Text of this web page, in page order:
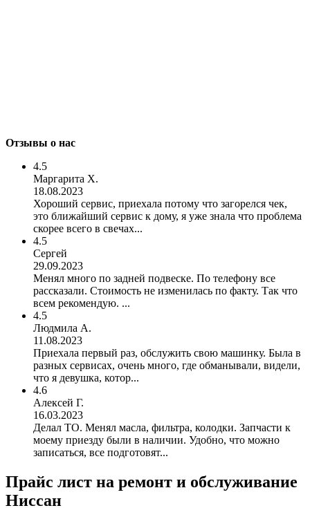
Отзывы о нас
4.5
Маргарита Х.
18.08.2023
Хороший сервис, приехала потому что загорелся чек,
это ближайший сервис к дому, я уже знала что проблема
скорее всего в свечах...
4.5
Сергей
29.09.2023
Менял много по задней подвеске. По телефону все
рассказали. Стоимость не изменилась по факту. Так что
всем рекомендую. ...
4.5
Людмила А.
11.08.2023
Приехала первый раз, обслужить свою машинку. Была в
разных сервисах, очень много, где обманывали, видели,
что я девушка, котор...
4.6
Алексей Г.
16.03.2023
Делал ТО. Менял масла, фильтра, колодки. Запчасти к
моему приезду были в наличии. Удобно, что можно
записаться, все подготовят...
Прайс лист на ремонт и обслуживание
Ниссан